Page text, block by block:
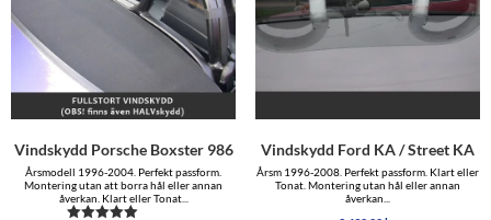
Vindskydd Porsche Boxster 986
Årsmodell 1996-2004. Perfekt passform.
Montering utan att borra hål eller annan
åverkan. Klart eller Tonat...
Vindskydd Ford KA / Street KA
Årsm 1996-2008. Perfekt passform. Klart eller
Tonat. Montering utan hål eller annan
åverkan...